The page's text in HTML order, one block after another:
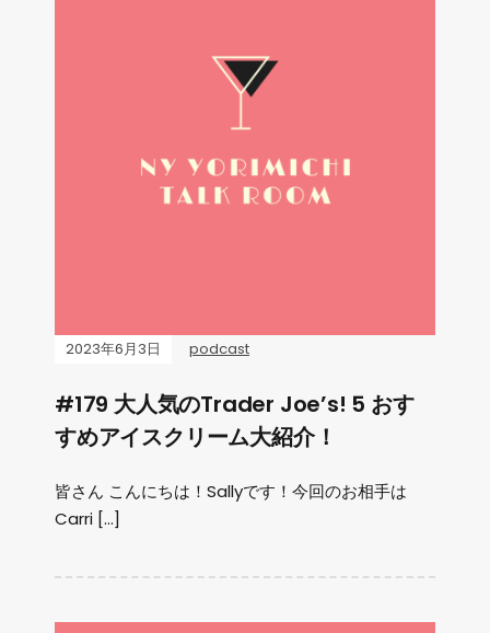
2023年6月3日 podcast
#179 大人気のTrader Joe’s! 5 おす
すめアイスクリーム大紹介！
皆さん こんにちは！Sallyです！今回のお相手は
Carri […]